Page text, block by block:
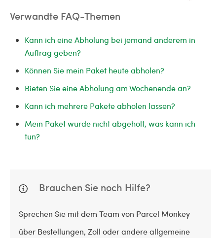
Verwandte FAQ-Themen
Kann ich eine Abholung bei jemand anderem in
Auftrag geben?
Können Sie mein Paket heute abholen?
Bieten Sie eine Abholung am Wochenende an?
Kann ich mehrere Pakete abholen lassen?
Mein Paket wurde nicht abgeholt, was kann ich
tun?
Brauchen Sie noch Hilfe?
Sprechen Sie mit dem Team von Parcel Monkey
über Bestellungen, Zoll oder andere allgemeine